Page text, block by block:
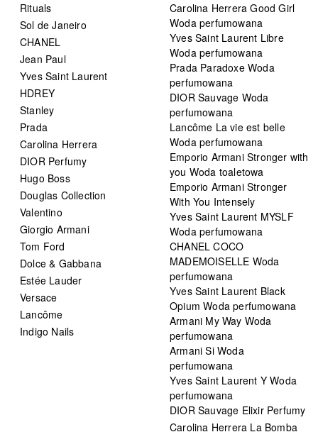
Rituals
Sol de Janeiro
CHANEL
Jean Paul
Yves Saint Laurent
HDREY
Stanley
Prada
Carolina Herrera
DIOR Perfumy
Hugo Boss
Douglas Collection
Valentino
Giorgio Armani
Tom Ford
Dolce & Gabbana
Estée Lauder
Versace
Lancôme
Indigo Nails
Carolina Herrera Good Girl
Woda perfumowana
Yves Saint Laurent Libre
Woda perfumowana
Prada Paradoxe Woda
perfumowana
DIOR Sauvage Woda
perfumowana
Lancôme La vie est belle
Woda perfumowana
Emporio Armani Stronger with
you Woda toaletowa
Emporio Armani Stronger
With You Intensely
Yves Saint Laurent MYSLF
Woda perfumowana
CHANEL COCO
MADEMOISELLE Woda
perfumowana
Yves Saint Laurent Black
Opium Woda perfumowana
Armani My Way Woda
perfumowana
Armani Si Woda
perfumowana
Yves Saint Laurent Y Woda
perfumowana
DIOR Sauvage Elixir Perfumy
Carolina Herrera La Bomba